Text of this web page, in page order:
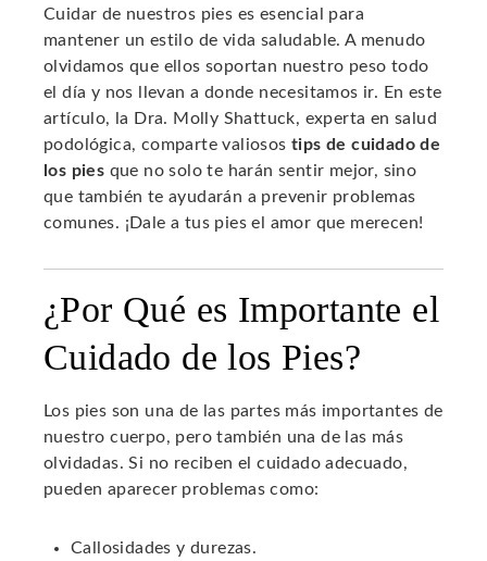
Cuidar de nuestros pies es esencial para
mantener un estilo de vida saludable. A menudo
olvidamos que ellos soportan nuestro peso todo
el día y nos llevan a donde necesitamos ir. En este
artículo, la Dra. Molly Shattuck, experta en salud
podológica, comparte valiosos tips de cuidado de
los pies que no solo te harán sentir mejor, sino
que también te ayudarán a prevenir problemas
comunes. ¡Dale a tus pies el amor que merecen!
¿Por Qué es Importante el
Cuidado de los Pies?
Los pies son una de las partes más importantes de
nuestro cuerpo, pero también una de las más
olvidadas. Si no reciben el cuidado adecuado,
pueden aparecer problemas como:
Callosidades y durezas.